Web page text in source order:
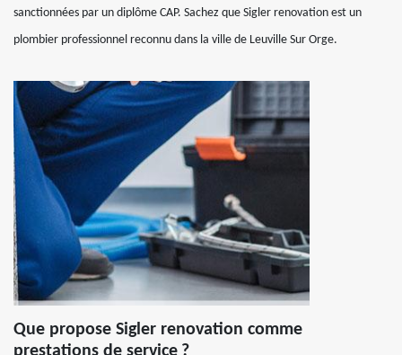
sanctionnées par un diplôme CAP. Sachez que Sigler renovation est un
plombier professionnel reconnu dans la ville de Leuville Sur Orge.
Que propose Sigler renovation comme
prestations de service ?